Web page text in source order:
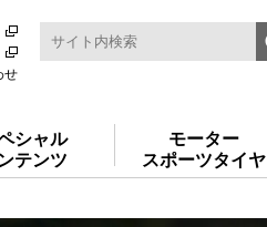
せ
シャル
テンツ
モーター
スポーツタイヤ